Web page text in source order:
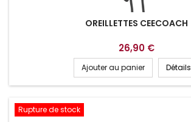
OREILLETTES CEECOACH
26,90 €
Ajouter au panier Détails
Rupture de stock